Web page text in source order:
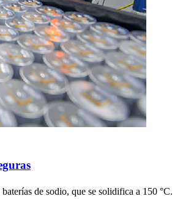
de sodio, que se solidifica a 150 °C.